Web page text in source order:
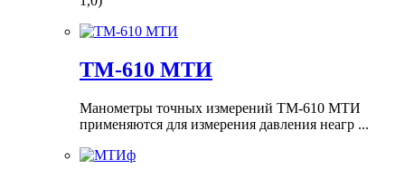
ТМ-610 МТИ
Манометры точных измерений ТМ-610 МТИ
применяются для измерения давления неагр ...